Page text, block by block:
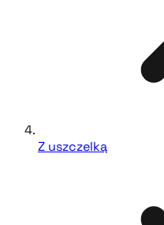
Z uszczelką